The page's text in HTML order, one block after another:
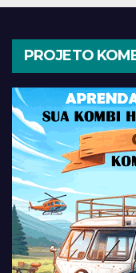
PROJETO